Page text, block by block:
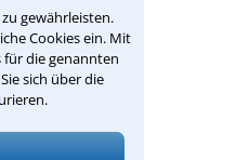
gewährleisten.
Cookies ein. Mit
für die genannten
sich über die